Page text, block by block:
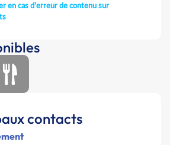
en cas d'erreur de contenu sur
contacts